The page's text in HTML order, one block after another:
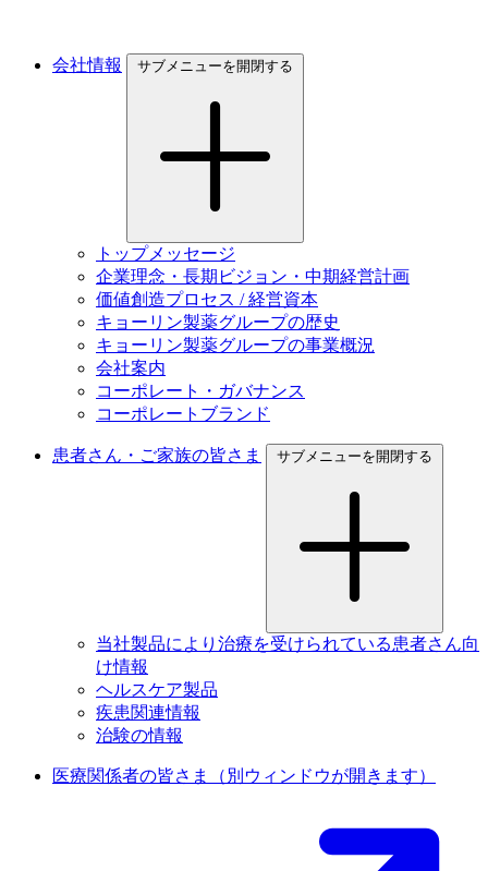
会社情報 サブメニューを開閉する
トップメッセージ
企業理念・長期ビジョン・中期経営計画
価値創造プロセス / 経営資本
キョーリン製薬グループの歴史
キョーリン製薬グループの事業概況
会社案内
コーポレート・ガバナンス
コーポレートブランド
患者さん・ご家族の皆さま サブメニューを開閉する
当社製品により治療を受けられている患者さん向
け情報
ヘルスケア製品
疾患関連情報
治験の情報
医療関係者の皆さま （別ウィンドウが開きます）